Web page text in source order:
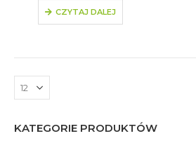
CZYTAJ DALEJ
KATEGORIE PRODUKTÓW